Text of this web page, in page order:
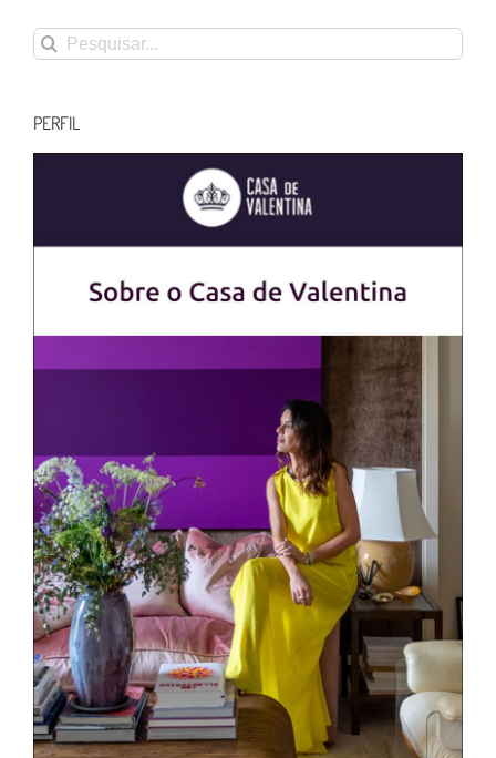
Buscar
resultados
PERFIL